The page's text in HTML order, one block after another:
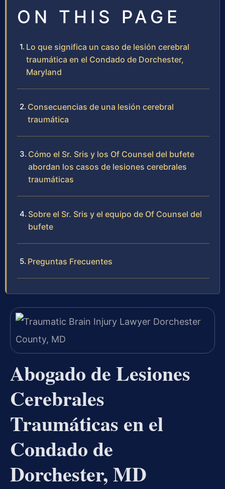
ON THIS PAGE
Lo que significa un caso de lesión cerebral
traumática en el Condado de Dorchester,
Maryland
Consecuencias de una lesión cerebral
traumática
Cómo el Sr. Sris y los Of Counsel del bufete
abordan los casos de lesiones cerebrales
traumáticas
Sobre el Sr. Sris y el equipo de Of Counsel del
bufete
Preguntas Frecuentes
Abogado de Lesiones
Cerebrales
Traumáticas en el
Condado de
Dorchester, MD